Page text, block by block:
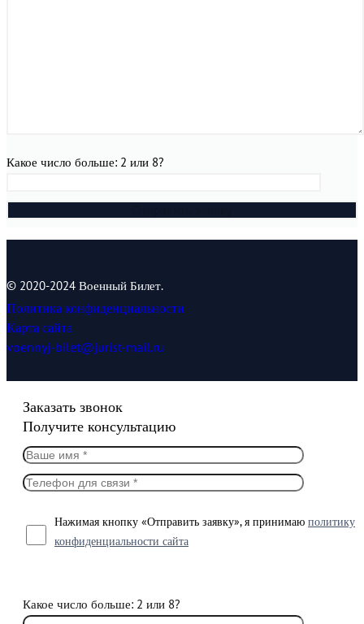
Какое число больше: 2 или 8?
© 2020-2024 Военный Билет.
Политика конфиденциальности
Карта сайта
voennyj-bilet@jurist-mail.ru
Заказать звонок
Получите консультацию
Нажимая кнопку «Отправить заявку», я принимаю политику
конфиденциальности сайта
Какое число больше: 2 или 8?